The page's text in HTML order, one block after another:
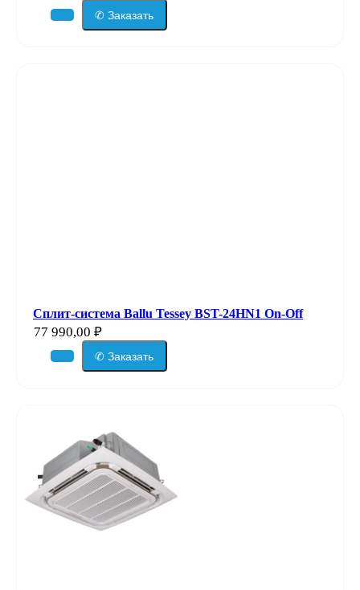
✆ Заказать
Сплит-система Ballu Tessey BST-24HN1 On-Off
77 990,00 ₽
✆ Заказать